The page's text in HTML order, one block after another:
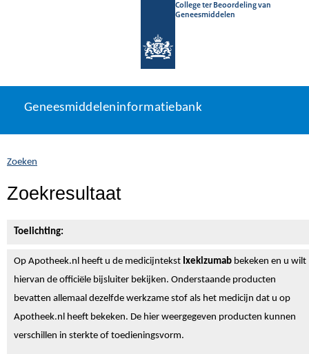
College ter Beoordeling van
Geneesmiddelen
naar
Geneesmiddeleninformatiebank
U
zich
hier:
Geneesmiddeleninformatiebank
Zoeken
Zoekresultaat
Toelichting:
Op Apotheek.nl heeft u de medicijntekst Ixekizumab bekeken en u wilt
hiervan de officiële bijsluiter bekijken. Onderstaande producten
bevatten allemaal dezelfde werkzame stof als het medicijn dat u op
Apotheek.nl heeft bekeken. De hier weergegeven producten kunnen
verschillen in sterkte of toedieningsvorm.